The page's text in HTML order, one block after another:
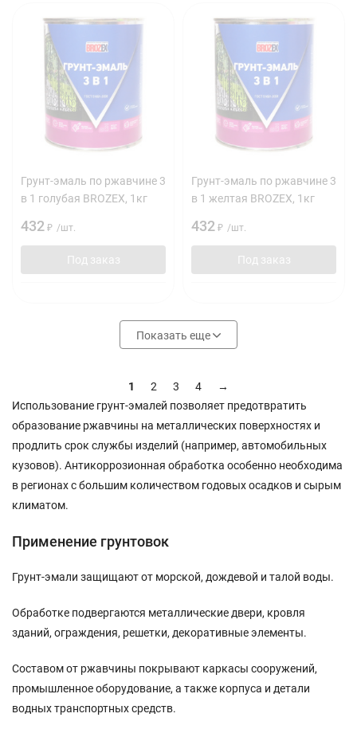
Грунт-эмаль по ржавчине 3
в 1 голубая BROZEX, 1кг
432 ₽ /шт.
Под заказ
Грунт-эмаль по ржавчине 3
в 1 желтая BROZEX, 1кг
432 ₽ /шт.
Под заказ
Показать еще
1 2 3 4
→
Использование грунт-эмалей позволяет предотвратить
образование ржавчины на металлических поверхностях и
продлить срок службы изделий (например, автомобильных
кузовов). Антикоррозионная обработка особенно необходима
в регионах с большим количеством годовых осадков и сырым
климатом.
Применение грунтовок
Грунт-эмали защищают от морской, дождевой и талой воды.
Обработке подвергаются металлические двери, кровля
зданий, ограждения, решетки, декоративные элементы.
Составом от ржавчины покрывают каркасы сооружений,
промышленное оборудование, а также корпуса и детали
водных транспортных средств.